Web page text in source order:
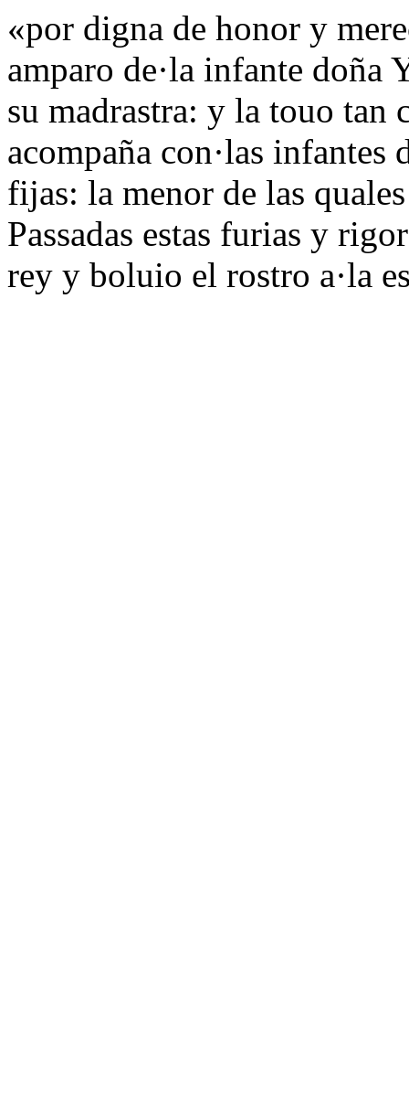
«por digna de honor y
amparo de·la infante doña
su madrastra: y la touo tan
acompaña con·las infantes
fijas: la menor de las
Passadas estas furias y
rey y boluio el rostro a·la